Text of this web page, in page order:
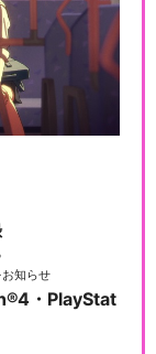
お知らせ
・PlayStat